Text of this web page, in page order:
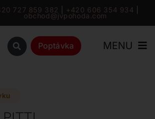
727 859 382 +420 606 354 934
obchod@jvpohoda.com
Poptávka MENU